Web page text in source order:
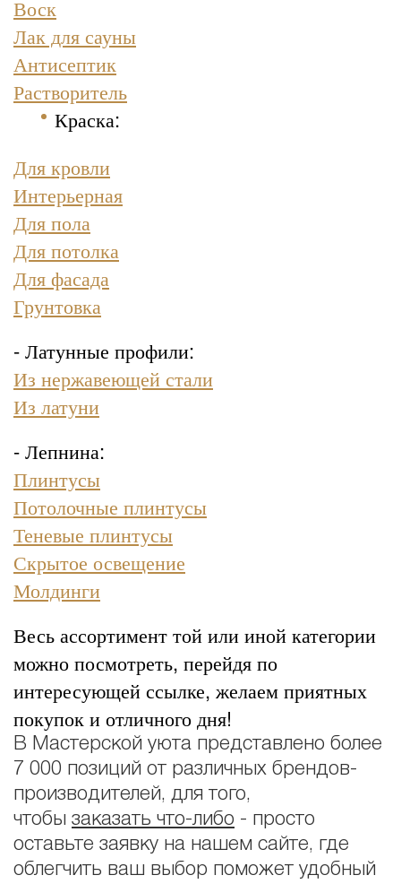
Воск
Лак для сауны
Антисептик
Растворитель
Краска:
Для кровли
Интерьерная
Для пола
Для потолка
Для фасада
Грунтовка
- Латунные профили:
Из нержавеющей стали
Из латуни
- Лепнина:
Плинтусы
Потолочные плинтусы
Теневые плинтусы
Скрытое освещение
Молдинги
Весь ассортимент той или иной категории
можно посмотреть, перейдя по
интересующей ссылке, желаем приятных
покупок и отличного дня!
В Мастерской уюта представлено более
7 000 позиций от различных брендов-
производителей, для того,
чтобы заказать что-либо - просто
оставьте заявку на нашем сайте, где
облегчить ваш выбор поможет удобный